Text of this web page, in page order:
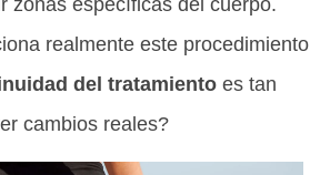
zonas específicas del cuerpo.
realmente este procedimiento
del tratamiento es tan
cambios reales?